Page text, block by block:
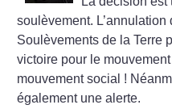
soulèvement.
Soulèvements de la Terre
victoire pour le
mouvement social !
également une alerte.